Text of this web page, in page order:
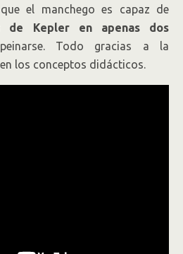
el manchego es capaz de
de Kepler en apenas dos
Todo gracias a la
los conceptos didácticos.